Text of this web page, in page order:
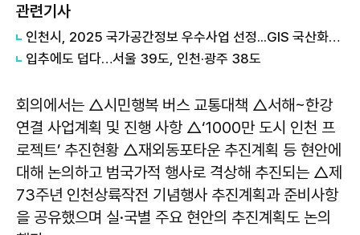
관련기사
인천시, 2025 국가공간정보 우수사업 선정...GIS 국산화로 연 7.3억 절감
입추에도 덥다…서울 39도, 인천·광주 38도
회의에서는 △시민행복 버스 교통대책 △서해~한강
연결 사업계획 및 진행 사항 △‘1000만 도시 인천 프
로젝트’ 추진현황 △재외동포타운 추진계획 등 현안에
대해 논의하고 범국가적 행사로 격상해 추진되는 △제
73주년 인천상륙작전 기념행사 추진계획과 준비사항
을 공유했으며 실·국별 주요 현안의 추진계획도 논의